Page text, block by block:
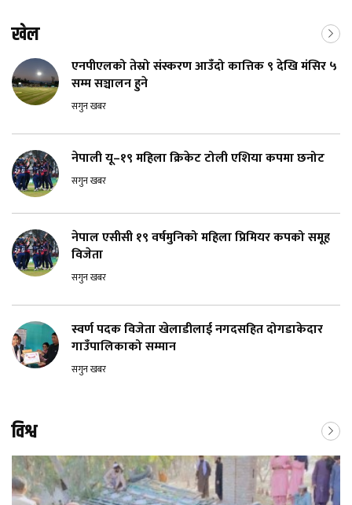
खेल
एनपीएलको तेस्रो संस्करण आउँदो कात्तिक ९ देखि मंसिर ५
सम्म सञ्चालन हुने
सगुन खबर
नेपाली यू–१९ महिला क्रिकेट टोली एशिया कपमा छनोट
सगुन खबर
नेपाल एसीसी १९ वर्षमुनिको महिला प्रिमियर कपको समूह
विजेता
सगुन खबर
स्वर्ण पदक विजेता खेलाडीलाई नगदसहित दोगडाकेदार
गाउँपालिकाको सम्मान
सगुन खबर
विश्व